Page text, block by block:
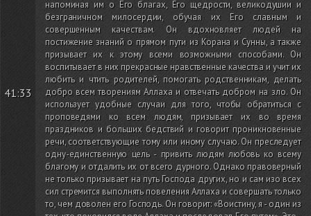
41:33
напоминая им о Его благах, Его щедрости, великодушии и
безграничном милосердии, обучая их Его славным и
совершенным качествам. Он вдохновляет людей на
постижение знаний о прямом пути из Корана и Сунны, а также
призывает их к этому всеми возможными способами. Он
воспитывает в них прекрасные нравственные качества и учит их
любить и чтить родителей, помогать родственникам, делать
добро всем творениям Аллаха и отвечать добром на зло. Он
использует удобные случаи для того, чтобы обратиться с
проповедями ко всем людям, призывает их во время
праздников и больших бедствий и говорит проникновенные
речи, соответствующие тому или иному случаю. Он преследует
одну-единственную цель - привить людям любовь ко всему
благому и отдалить их от всего дурного. Однако правоверный
не только призывает на путь Господа других, но и сам изо всех
сил стремится выполнять повеления Аллаха и совершать только
то, чем доволен его Господь. Он говорит: «Воистину, я - один из